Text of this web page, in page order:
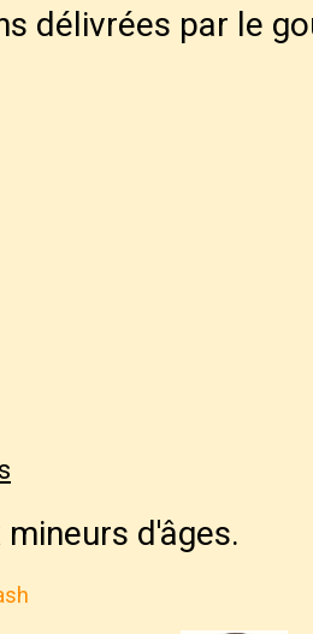
délivrées par le
d'âges.